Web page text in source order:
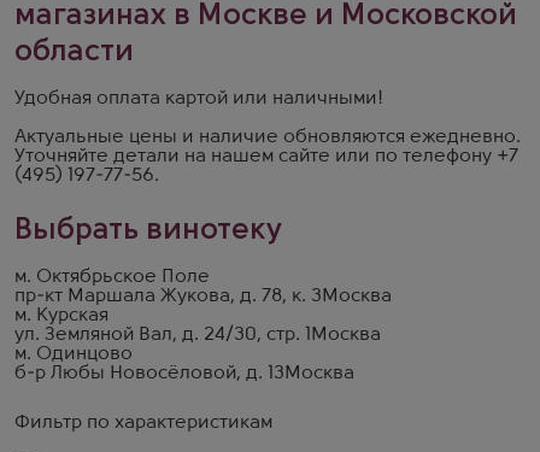
Фильтр по характеристикам
магазинах в Москве и Московской
области
Удобная оплата картой или наличными!
Актуальные цены и наличие обновляются ежедневно.
Уточняйте детали на нашем сайте или по телефону +7
(495) 197-77-56.
Выбрать винотеку
м. Октябрьское Поле
пр-кт Маршала Жукова, д. 78, к. 3 Москва
м. Курская
ул. Земляной Вал, д. 24/30, стр. 1
Москва
м. Одинцово
б-р Любы Новосёловой, д. 13 Москва